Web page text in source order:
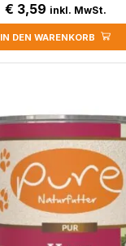
€ 3,59 inkl. MwSt.
IN DEN WARENKORB